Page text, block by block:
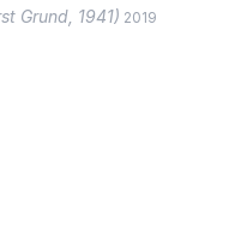
Grund, 1941) 2019